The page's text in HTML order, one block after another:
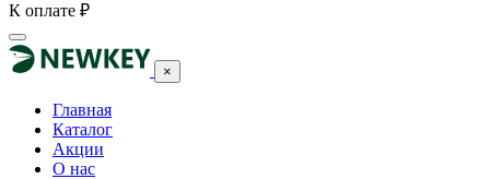
К оплате ₽
×
Главная
Каталог
Акции
О нас